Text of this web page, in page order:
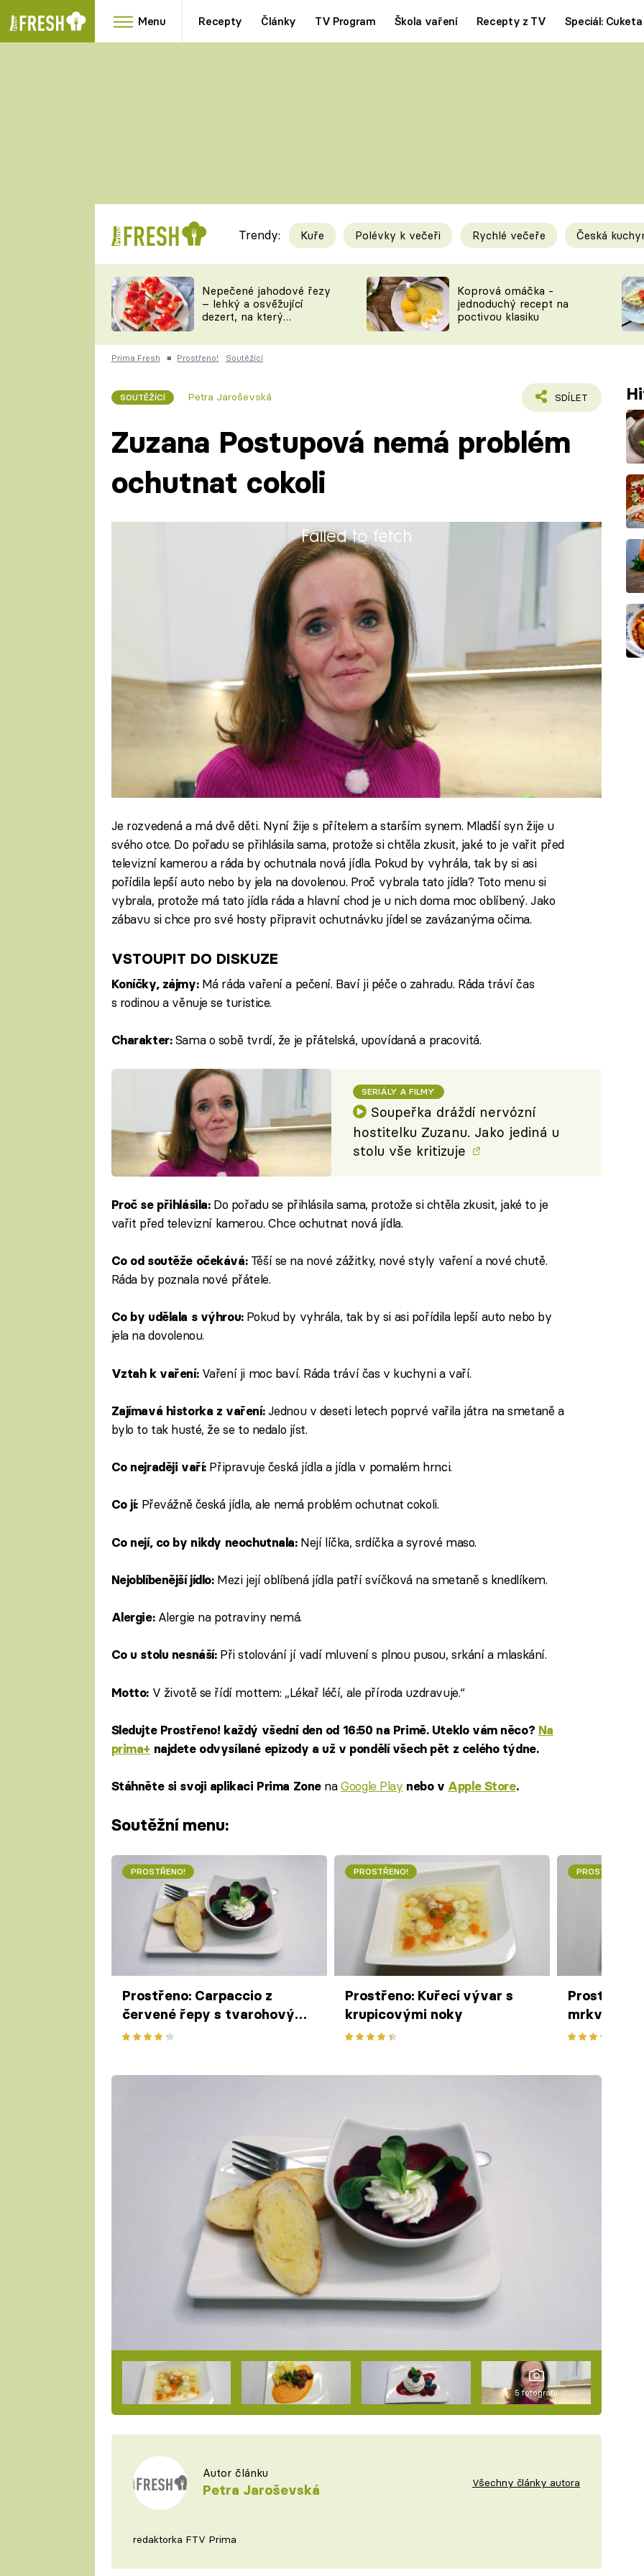
Menu Recepty Články TV Program Škola vaření Recepty z TV Speciál: Cuketa
RYCHLOVKY
Videorecepty
TEĎ VAŘÍ ŠÉF!
ČESKO NA TALÍŘI
KUCHAŘKA
Tipy a triky
KAM ZA JÍDLEM
VYCHYTÁVKY
ČASOPIS
Trendy: Kuře Polévky k večeři Rychlé večeře Česká
Nepečené jahodové řezy
– lehký a osvěžující
dezert, na který
Koprová omáčka -
jednoduchý recept na
poctivou klasiku
Prima Fresh ■ Prostřeno! Soutěžící
SOUTĚŽÍCÍ Petra Jaroševská SDÍLET
Zuzana Postupová nemá problém
ochutnat cokoli
Failed to fetch
Zuzana (39) se vyučila jako cukrářka. Pracovala jako skladník a
dělník výroby žaluzií. Nyní se živí jako cukrářka.
Je rozvedená a má dvě děti. Nyní žije s přítelem a starším synem. Mladší syn žije u
svého otce. Do pořadu se přihlásila sama, protože si chtěla zkusit, jaké to je vařit před
televizní kamerou a ráda by ochutnala nová jídla. Pokud by vyhrála, tak by si asi
pořídila lepší auto nebo by jela na dovolenou. Proč vybrala tato jídla? Toto menu si
vybrala, protože má tato jídla ráda a hlavní chod je u nich doma moc oblíbený. Jako
zábavu si chce pro své hosty připravit ochutnávku jídel se zavázanýma očima.
VSTOUPIT DO DISKUZE
Koníčky, zájmy:Má ráda vaření a pečení. Baví ji péče o zahradu. Ráda tráví čas
s rodinou a věnuje se turistice.
Charakter:Sama o sobě tvrdí, že je přátelská, upovídaná a pracovitá.
SERIÁLY A FILMY
Soupeřka dráždí nervózní
hostitelku Zuzanu. Jako jediná u
stolu vše kritizuje
Proč se přihlásila:Do pořadu se přihlásila sama, protože si chtěla zkusit, jaké to je
vařit před televizní kamerou. Chce ochutnat nová jídla.
Co od soutěže očekává:Těší se na nové zážitky, nové styly vaření a nové chutě.
Ráda by poznala nové přátele.
Co by udělala s výhrou:Pokud by vyhrála, tak by si asi pořídila lepší auto nebo by
jela na dovolenou.
Vztah k vaření:Vaření ji moc baví. Ráda tráví čas v kuchyni a vaří.
Zajímavá historka z vaření:Jednou v deseti letech poprvé vařila játra na smetaně a
bylo to tak husté, že se to nedalo jíst.
Co nejraději vaří:Připravuje česká jídla a jídla v pomalém hrnci.
Co jí:Převážně česká jídla, ale nemá problém ochutnat cokoli.
Co nejí, co by nikdy neochutnala:Nejí líčka, srdíčka a syrové maso.
Nejoblíbenější jídlo:Mezi její oblíbená jídla patří svíčková na smetaně s knedlíkem.
Alergie:Alergie na potraviny nemá.
Co u stolu nesnáší:Při stolování jí vadí mluvení s plnou pusou, srkání a mlaskání.
Motto:V životě se řídí mottem: „Lékař léčí, ale příroda uzdravuje.“
Sledujte Prostřeno! každý všední den od 16:50 na Primě. Uteklo vám něco? Na
prima+ najdete odvysílané epizody a už v pondělí všech pět z celého týdne.
Stáhněte si svoji aplikaci Prima Zone naGoogle Play nebo v Apple Store.
Soutěžní menu:
PROSTŘENO!
Prostřeno: Carpaccio z
červené řepy s tvarohovým
krémem, bagetka
PROSTŘENO!
Prostřeno: Kuřecí vývar s
krupicovými noky
PROSTŘENO!
Prostřeno:
mrkvové
kuličkami a
5 fotografií
Autor článku
Petra Jaroševská Všechny články autora
redaktorka FTV Prima